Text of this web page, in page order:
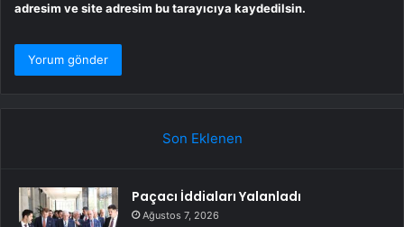
adresim ve site adresim bu tarayıcıya kaydedilsin.
Son Eklenen
Paçacı İddiaları Yalanladı
Ağustos 7, 2026